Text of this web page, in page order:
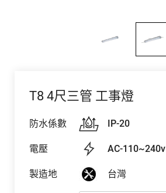
T8 4尺三管 工事燈
防水係數 IP-20
電壓 AC-110~240v
製造地 台灣